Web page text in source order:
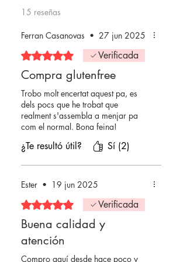
15 reseñas
Ferran Casanovas • 27 jun 2025
Obtuvo 5 de 5 estrellas.Verificada
Compra glutenfree
Trobo molt encertat aquest pa, es
dels pocs que he trobat que
realment s'assembla a menjar pa
com el normal. Bona feina!
¿Te resultó útil? Sí (2)
Ester • 19 jun 2025
Obtuvo 5 de 5 estrellas.Verificada
Buena calidad y
atención
Compro aquí desde hace poco y